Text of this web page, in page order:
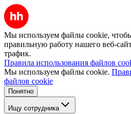
Мы используем файлы cookie,
правильную работу нашего веб-
трафик.
Правила использования файлов
Мы используем файлы cookie.
файлов cookie
Понятно
Ищу сотрудника